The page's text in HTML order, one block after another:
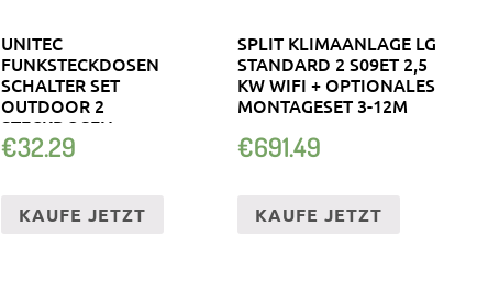
UNITEC
FUNKSTECKDOSEN
SCHALTER SET
OUTDOOR 2
STECKDOSEN
FERNBEDIENUNG
€32.29
KAUFE JETZT
SPLIT KLIMAANLAGE LG
STANDARD 2 S09ET 2,5
KW WIFI + OPTIONALES
MONTAGESET 3-12M
€691.49
KAUFE JETZT